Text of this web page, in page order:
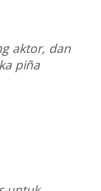
aktor, dan
piña